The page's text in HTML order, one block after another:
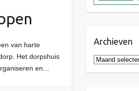
van harte
Het dorpshuis
en…
Archieven
A
r